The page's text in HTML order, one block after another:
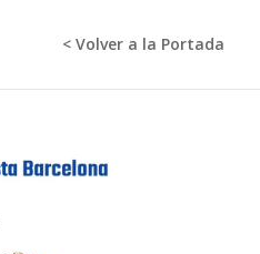
< Volver a la Portada